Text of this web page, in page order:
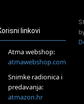
Akaša zapisa
— nova
linkovi
Atma webshop:
atmawebshop.com
Snimke radionica i
predavanja:
atmazon.hr